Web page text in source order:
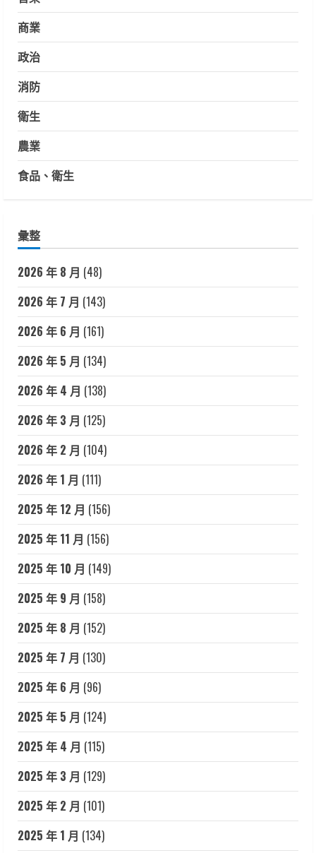
商業
政治
消防
衛生
農業
食品、衛生
彙整
2026 年 8 月 (48)
2026 年 7 月 (143)
2026 年 6 月 (161)
2026 年 5 月 (134)
2026 年 4 月 (138)
2026 年 3 月 (125)
2026 年 2 月 (104)
2026 年 1 月 (111)
2025 年 12 月 (156)
2025 年 11 月 (156)
2025 年 10 月 (149)
2025 年 9 月 (158)
2025 年 8 月 (152)
2025 年 7 月 (130)
2025 年 6 月 (96)
2025 年 5 月 (124)
2025 年 4 月 (115)
2025 年 3 月 (129)
2025 年 2 月 (101)
2025 年 1 月 (134)